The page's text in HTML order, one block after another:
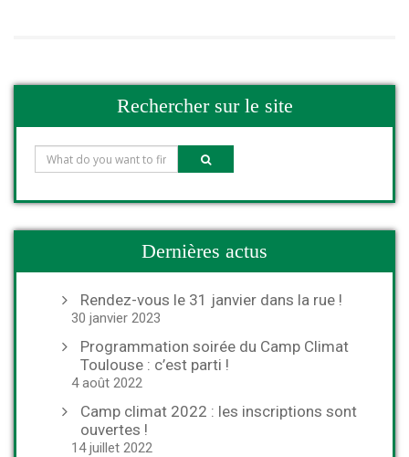
Rechercher sur le site
Dernières actus
Rendez-vous le 31 janvier dans la rue !
30 janvier 2023
Programmation soirée du Camp Climat
Toulouse : c’est parti !
4 août 2022
Camp climat 2022 : les inscriptions sont
ouvertes !
14 juillet 2022